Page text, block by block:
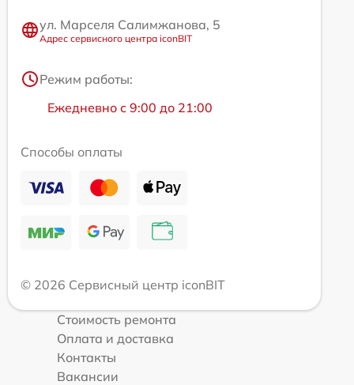
ул. Марселя Салимжанова, 5
Адрес сервисного центра iconBIT
Режим работы:
Ежедневно с 9:00 до 21:00
Способы оплаты
© 2026 Сервисный центр iconBIT
Стоимость ремонта
Оплата и доставка
Контакты
Вакансии